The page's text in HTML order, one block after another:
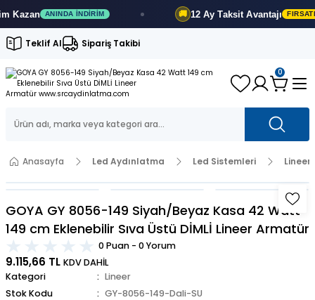
İNDIRIM 12 Ay Taksit Avantajı FIRSATI KAÇIRMA
Teklif Al Sipariş Takibi
0
Anasayfa Led Aydınlatma Led Sistemleri Lineer
GOYA GY 8056-149 Siyah/Beyaz Kasa 42 Watt
149 cm Eklenebilir Sıva Üstü DİMLİ Lineer Armatür
0 Puan - 0 Yorum
9.115,66 TL KDV DAHİL
Kategori
Lineer
Stok Kodu
GY-8056-149-Dali-SU